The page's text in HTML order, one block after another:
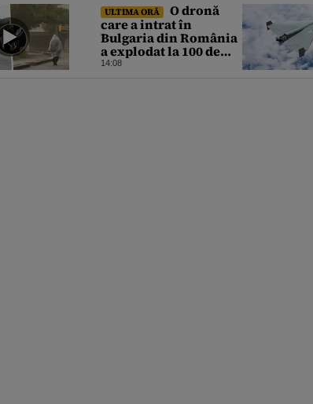
ULTIMA ORĂ
O dronă
care a intrat în
Bulgaria din România
a explodat la 100 de
metri de graniță. Nu a
14:08